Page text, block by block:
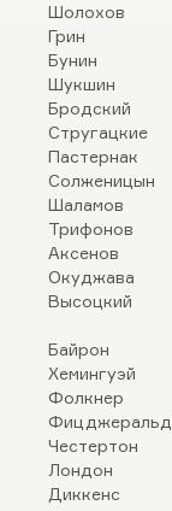
Шолохов
Грин
Бунин
Шукшин
Бродский
Стругацкие
Пастернак
Солженицын
Шаламов
Трифонов
Аксенов
Окуджава
Высоцкий
Байрон
Хемингуэй
Фолкнер
Фицджеральд
Честертон
Лондон
Диккенс